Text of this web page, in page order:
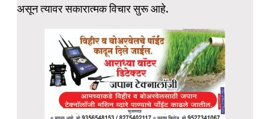
असून त्यावर सकारात्मक विचार सुरू आहे.